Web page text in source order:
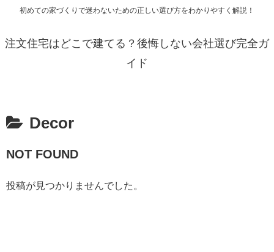
初めての家づくりで迷わないための正しい選び方をわかりやすく解説！
注文住宅はどこで建てる？後悔しない会社選び完全ガ
イド
Decor
NOT FOUND
投稿が見つかりませんでした。